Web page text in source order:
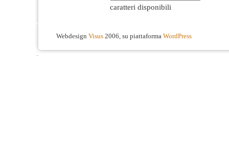
caratteri disponibili
Webdesign Visus 2006, su piattaforma WordPress